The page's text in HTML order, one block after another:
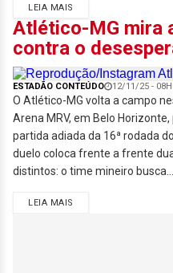
LEIA MAIS
Atlético-MG mira
contra o
ESTADÃO CONTEÚDO 12/11/25 -
O Atlético-MG volta a campo
Arena MRV, em Belo
partida adiada da 16ª rodada
duelo coloca frente a frente
distintos: o time mineiro busca...
LEIA MAIS